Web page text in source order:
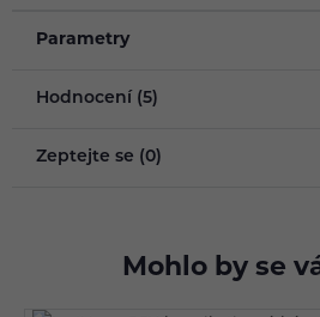
Parametry
Hodnocení (5)
Zeptejte se (0)
Mohlo by se